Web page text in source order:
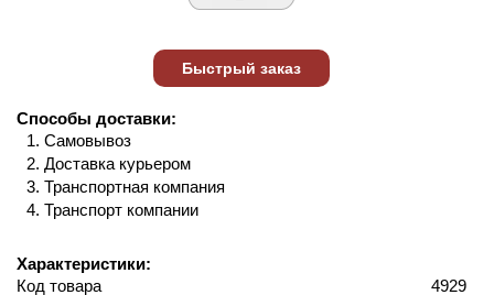
Способы доставки:
Самовывоз
Доставка курьером
Транспортная компания
Транспорт компании
Характеристики:
Код товара
4929